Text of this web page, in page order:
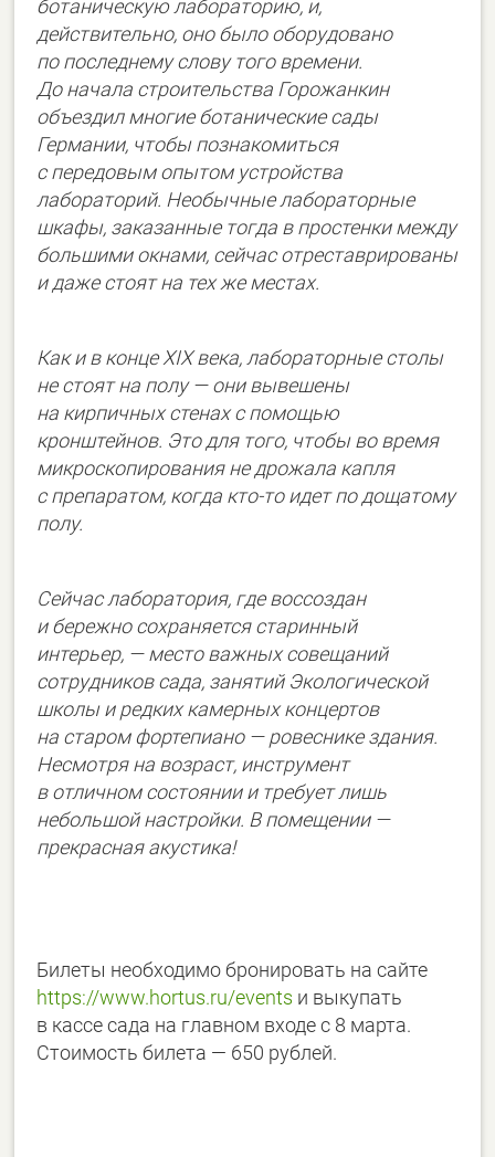
ботаническую лабораторию, и,
действительно, оно было оборудовано
по последнему слову того времени.
До начала строительства Горожанкин
объездил многие ботанические сады
Германии, чтобы познакомиться
с передовым опытом устройства
лабораторий. Необычные лабораторные
шкафы, заказанные тогда в простенки между
большими окнами, сейчас отреставрированы
и даже стоят на тех же местах.
Как и в конце XIX века, лабораторные столы
не стоят на полу — они вывешены
на кирпичных стенах с помощью
кронштейнов. Это для того, чтобы во время
микроскопирования не дрожала капля
с препаратом, когда кто-то идет по дощатому
полу.
Сейчас лаборатория, где воссоздан
и бережно сохраняется старинный
интерьер, — место важных совещаний
сотрудников сада, занятий Экологической
школы и редких камерных концертов
на старом фортепиано — ровеснике здания.
Несмотря на возраст, инструмент
в отличном состоянии и требует лишь
небольшой настройки. В помещении —
прекрасная акустика!
Билеты необходимо бронировать на сайте
https://www.hortus.ru/events и выкупать
в кассе сада на главном входе с 8 марта.
Стоимость билета — 650 рублей.